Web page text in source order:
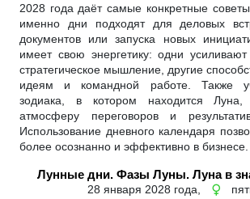
2028 года даёт самые конкретные
именно дни подходят для деловых
документов или запуска новых
имеет свою энергетику: одни
стратегическое мышление, другие
идеям и командной работе. Также
зодиака, в котором находится
атмосферу переговоров и
Использование дневного календаря
более осознанно и эффективно в бизнесе.
Лунные дни. Фазы Луны. Луна в
28 января 2028 года, ♀